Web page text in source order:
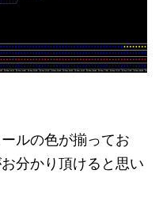
ルの色が揃ってお
分かり頂けると思い